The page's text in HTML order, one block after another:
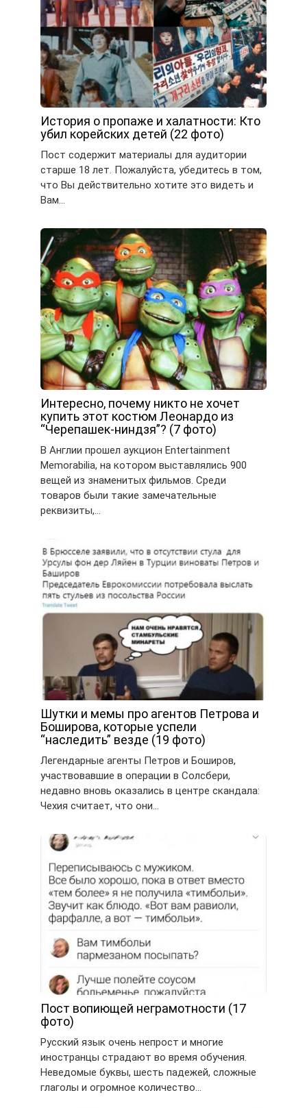
История о пропаже и халатности: Кто
убил корейских детей (22 фото)
Пост содержит материалы для аудитории
старше 18 лет. Пожалуйста, убедитесь в том,
что Вы действительно хотите это видеть и
Вам…
Интересно, почему никто не хочет
купить этот костюм Леонардо из
“Черепашек-ниндзя”? (7 фото)
В Англии прошел аукцион Entertainment
Memorabilia, на котором выставлялись 900
вещей из знаменитых фильмов. Среди
товаров были такие замечательные
реквизиты,…
Шутки и мемы про агентов Петрова и
Боширова, которые успели
“наследить” везде (19 фото)
Легендарные агенты Петров и Боширов,
участвовавшие в операции в Солсбери,
недавно вновь оказались в центре скандала:
Чехия считает, что они…
Пост вопиющей неграмотности (17
фото)
Русский язык очень непрост и многие
иностранцы страдают во время обучения.
Неведомые буквы, шесть падежей, сложные
глаголы и огромное количество…